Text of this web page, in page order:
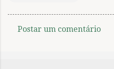
Postar um comentário